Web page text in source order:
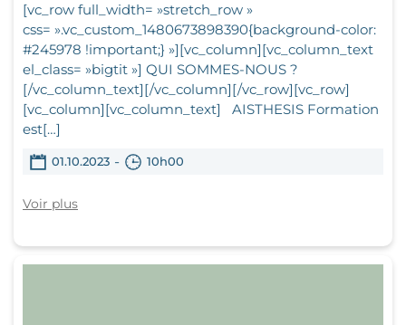
[vc_row full_width= »stretch_row »
css= ».vc_custom_1480673898390{background-color:
#245978 !important;} »][vc_column][vc_column_text
el_class= »bigtit »] QUI SOMMES-NOUS ?
[/vc_column_text][/vc_column][/vc_row][vc_row]
[vc_column][vc_column_text] AISTHESIS Formation
est[…]
01.10.2023 - 10h00
Voir plus